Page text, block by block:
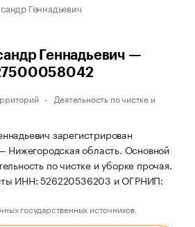
Геннадьевич
Геннадьевич —
Деятельность по чистке и
зарегистрирован
Нижегородская область. Основной
по чистке и уборке прочая.
ИНН: 526220536203 и ОГРНИП:
государственных источников.